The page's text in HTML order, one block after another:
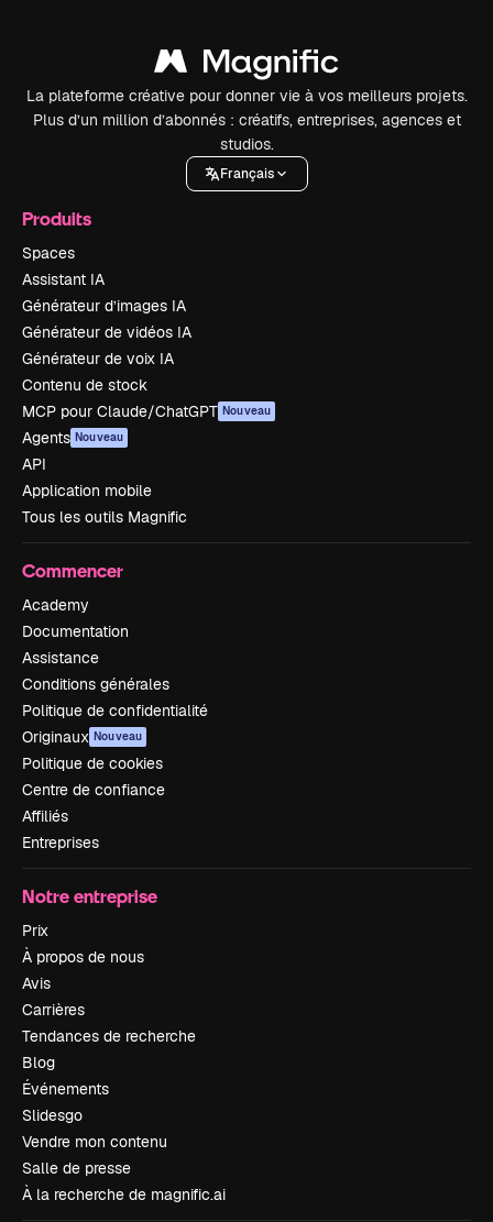
La plateforme créative pour donner vie à vos meilleurs projets.
Plus d’un million d’abonnés : créatifs, entreprises, agences et
studios.
Français
Produits
Spaces
Assistant IA
Générateur d’images IA
Générateur de vidéos IA
Générateur de voix IA
Contenu de stock
MCP pour Claude/ChatGPT Nouveau
Agents Nouveau
API
Application mobile
Tous les outils Magnific
Commencer
Academy
Documentation
Assistance
Conditions générales
Politique de confidentialité
Originaux Nouveau
Politique de cookies
Centre de confiance
Affiliés
Entreprises
Notre entreprise
Prix
À propos de nous
Avis
Carrières
Tendances de recherche
Blog
Événements
Slidesgo
Vendre mon contenu
Salle de presse
À la recherche de magnific.ai